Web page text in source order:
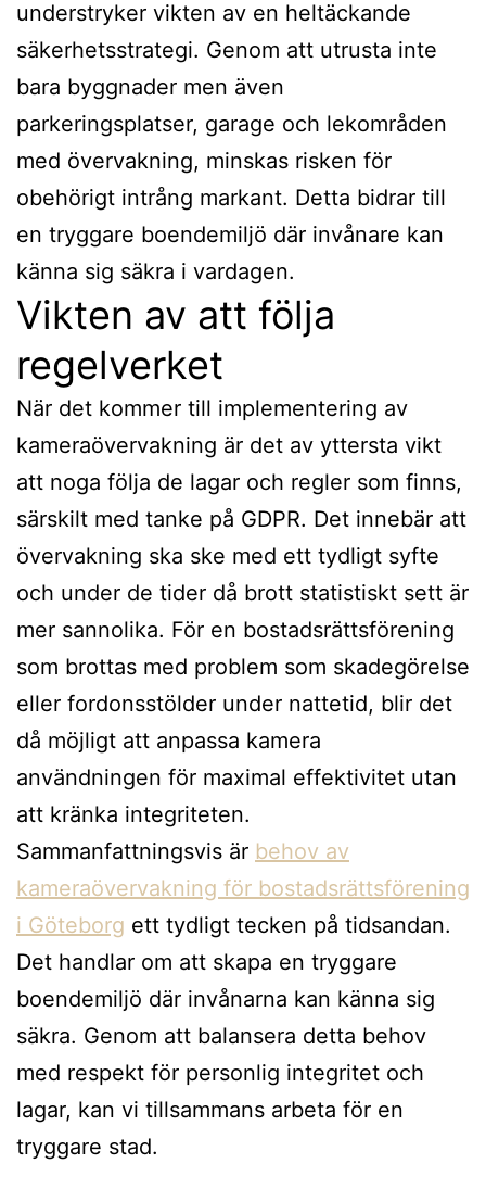
understryker vikten av en heltäckande
säkerhetsstrategi. Genom att utrusta inte
bara byggnader men även
parkeringsplatser, garage och lekområden
med övervakning, minskas risken för
obehörigt intrång markant. Detta bidrar till
en tryggare boendemiljö där invånare kan
känna sig säkra i vardagen.
Vikten av att följa
regelverket
När det kommer till implementering av
kameraövervakning är det av yttersta vikt
att noga följa de lagar och regler som finns,
särskilt med tanke på GDPR. Det innebär att
övervakning ska ske med ett tydligt syfte
och under de tider då brott statistiskt sett är
mer sannolika. För en bostadsrättsförening
som brottas med problem som skadegörelse
eller fordonsstölder under nattetid, blir det
då möjligt att anpassa kamera
användningen för maximal effektivitet utan
att kränka integriteten.
Sammanfattningsvis är behov av
kameraövervakning för bostadsrättsförening
i Göteborg ett tydligt tecken på tidsandan.
Det handlar om att skapa en tryggare
boendemiljö där invånarna kan känna sig
säkra. Genom att balansera detta behov
med respekt för personlig integritet och
lagar, kan vi tillsammans arbeta för en
tryggare stad.